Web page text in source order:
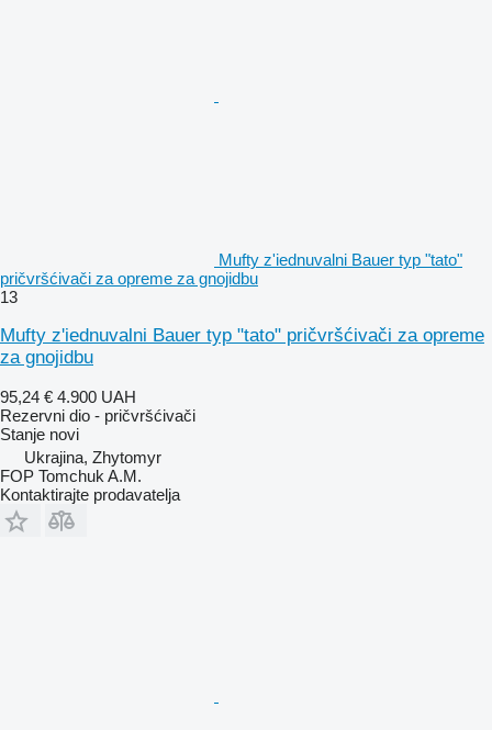
Mufty z'iednuvalni Bauer typ "tato"
pričvršćivači za opremе za gnojidbu
13
Mufty z'iednuvalni Bauer typ "tato" pričvršćivači za opreme
za gnojidbu
95,24 € 4.900 UAH
Rezervni dio - pričvršćivači
Stanje novi
Ukrajina, Zhytomyr
FOP Tomchuk A.M.
Kontaktirajte prodavatelja